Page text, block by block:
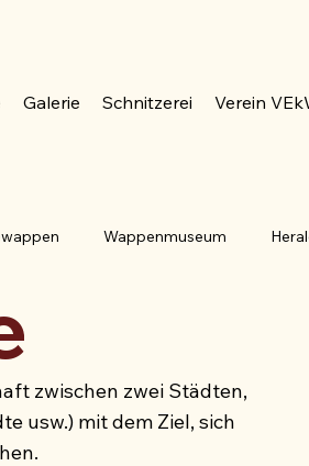
Galerie Schnitzerei Verein
Wappenmuseum
Deutschland
Anker Berg Auster
zwischen zwei Städten,
usw.) mit dem Ziel, sich